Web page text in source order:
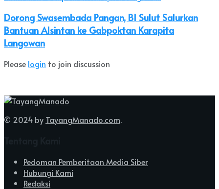
Dorong Swasembada Pangan, BI Sulut Salurkan
Bantuan Alsintan ke Gabpoktan Karapita
Langowan
Please login to join discussion
© 2024 by TayangManado.com.
Pedoman Pemberitaan Media Siber
Hubungi Kami
Redaksi